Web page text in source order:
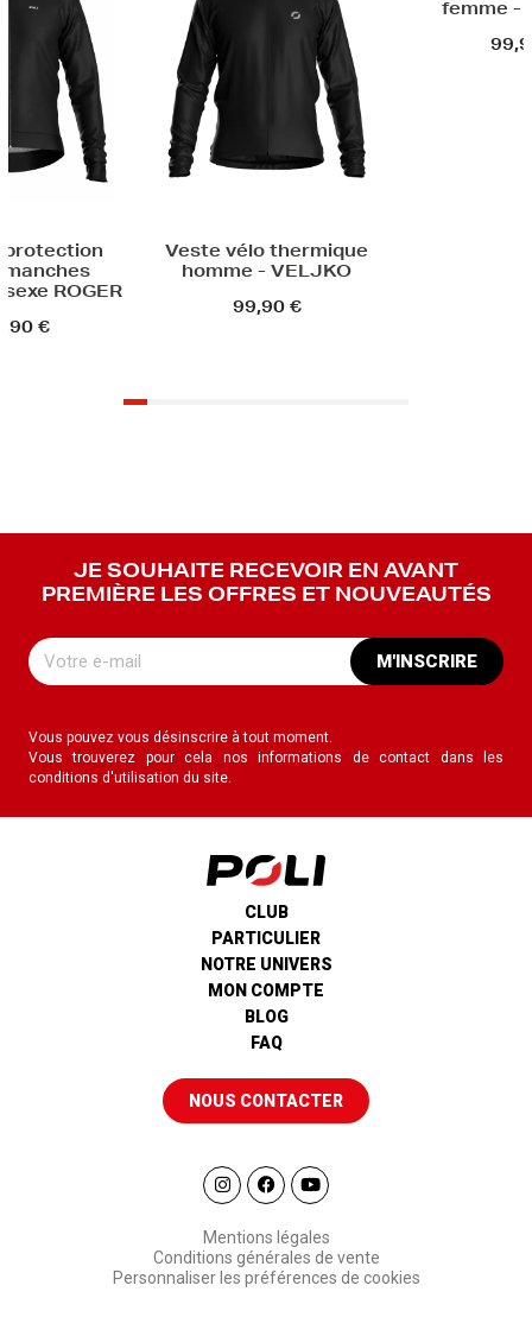
protection
ROGER
€
Veste vélo thermique
homme - VELJKO
99,90 €
femme -
JE SOUHAITE RECEVOIR EN AVANT
PREMIÈRE LES OFFRES ET NOUVEAUTÉS
M'INSCRIRE
Vous pouvez vous désinscrire à tout moment.
Vous trouverez pour cela nos informations de contact dans les
conditions d'utilisation du site.
CLUB
PARTICULIER
NOTRE UNIVERS
MON COMPTE
BLOG
FAQ
NOUS CONTACTER
Mentions légales
Conditions générales de vente
Personnaliser les préférences de cookies